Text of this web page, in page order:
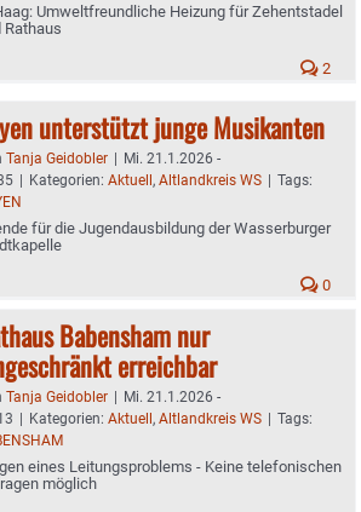
Umweltfreundliche Heizung für Zehentstadel
Rathaus
2
unterstützt junge Musikanten
Tanja Geidobler | Mi. 21.1.2026 -
| Kategorien: Aktuell, Altlandkreis WS | Tags:
für die Jugendausbildung der Wasserburger
0
Babensham nur
erreichbar
Tanja Geidobler | Mi. 21.1.2026 -
| Kategorien: Aktuell, Altlandkreis WS | Tags:
eines Leitungsproblems - Keine telefonischen
möglich